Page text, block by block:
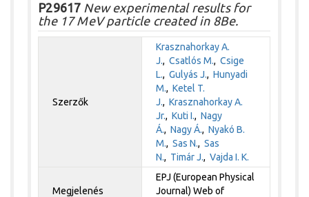
P29617 New experimental results for
the 17 MeV particle created in 8Be.
Szerzők
Krasznahorkay A.
J.,Csatlós M.,Csige
L.,Gulyás J.,Hunyadi
M.,Ketel T.
J.,Krasznahorkay A.
Jr.,Kuti I.,Nagy
Á.,Nagy Á.,Nyakó B.
M.,Sas N.,Sas
N., Timár J.,Vajda I. K.
Megjelenés
EPJ (European Physical
Journal) Web of